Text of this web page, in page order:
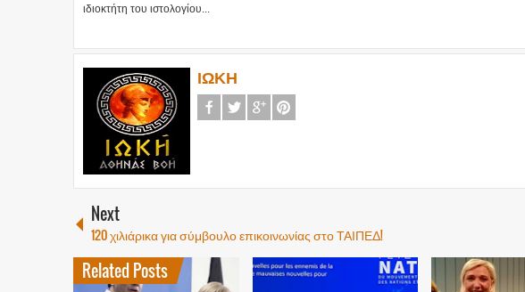
ιδιοκτήτη του ιστολογίου...
ΙΩΚΗ
Next
120 χιλιάρικα για σύμβουλο επικοινωνίας στο ΤΑΙΠΕΔ!
Related Posts